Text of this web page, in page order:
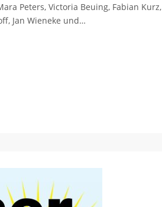
Peters, Victoria Beuing, Fabian Kurz,
Jan Wieneke und…